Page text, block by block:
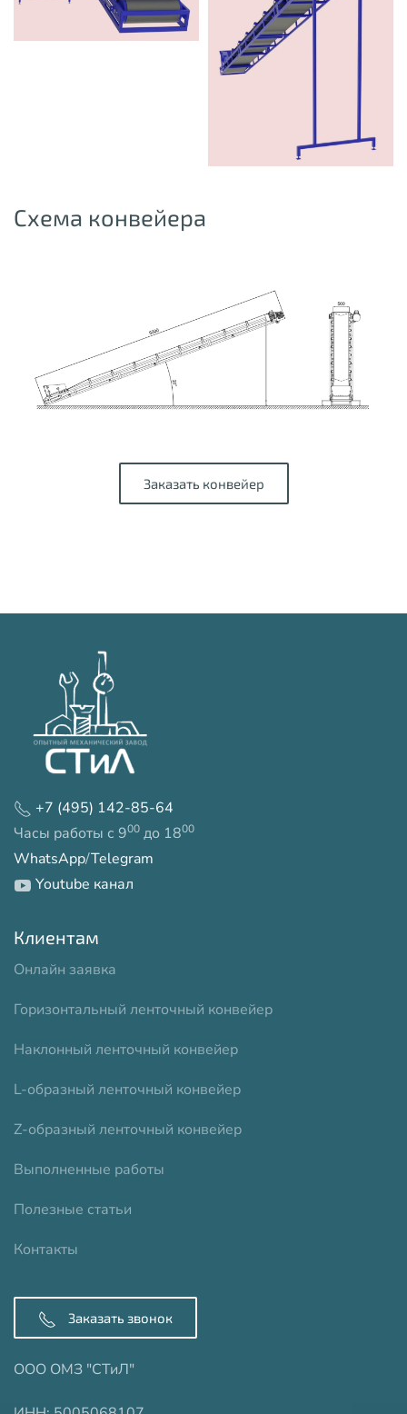
Схема конвейера
Заказать конвейер
+7 (495) 142-85-64
Часы работы с 900 до 1800
WhatsApp/Telegram
Youtube канал
Клиентам
Онлайн заявка
Горизонтальный ленточный конвейер
Наклонный ленточный конвейер
L-образный ленточный конвейер
Z-образный ленточный конвейер
Выполненные работы
Полезные статьи
Контакты
Заказать звонок
ООО ОМЗ "СТиЛ"